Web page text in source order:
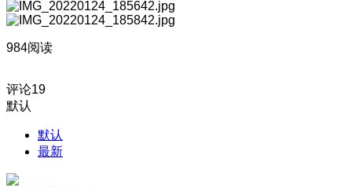
984阅读
评论19
默认
默认
最新